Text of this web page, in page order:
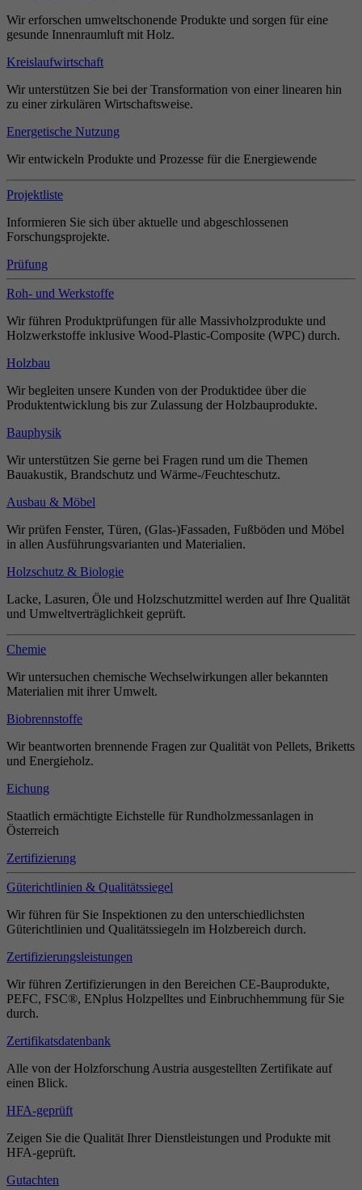
Wir erforschen umweltschonende Produkte und sorgen für eine
gesunde Innenraumluft mit Holz.
Kreislaufwirtschaft
Wir unterstützen Sie bei der Transformation von einer linearen hin
zu einer zirkulären Wirtschaftsweise.
Energetische Nutzung
Wir entwickeln Produkte und Prozesse für die Energiewende
Projektliste
Informieren Sie sich über aktuelle und abgeschlossenen
Forschungsprojekte.
Prüfung
Roh- und Werkstoffe
Wir führen Produktprüfungen für alle Massivholzprodukte und
Holzwerkstoffe inklusive Wood-Plastic-Composite (WPC) durch.
Holzbau
Wir begleiten unsere Kunden von der Produktidee über die
Produktentwicklung bis zur Zulassung der Holzbauprodukte.
Bauphysik
Wir unterstützen Sie gerne bei Fragen rund um die Themen
Bauakustik, Brandschutz und Wärme-/Feuchteschutz.
Ausbau & Möbel
Wir prüfen Fenster, Türen, (Glas-)Fassaden, Fußböden und Möbel
in allen Ausführungsvarianten und Materialien.
Holzschutz & Biologie
Lacke, Lasuren, Öle und Holzschutzmittel werden auf Ihre Qualität
und Umweltverträglichkeit geprüft.
Chemie
Wir untersuchen chemische Wechselwirkungen aller bekannten
Materialien mit ihrer Umwelt.
Biobrennstoffe
Wir beantworten brennende Fragen zur Qualität von Pellets, Briketts
und Energieholz.
Eichung
Staatlich ermächtigte Eichstelle für Rundholzmessanlagen in
Österreich
Zertifizierung
Güterichtlinien & Qualitätssiegel
Wir führen für Sie Inspektionen zu den unterschiedlichsten
Güterichtlinien und Qualitätssiegeln im Holzbereich durch.
Zertifizierungsleistungen
Wir führen Zertifizierungen in den Bereichen CE-Bauprodukte,
PEFC, FSC®, ENplus Holzpelltes und Einbruchhemmung für Sie
durch.
Zertifikatsdatenbank
Alle von der Holzforschung Austria ausgestellten Zertifikate auf
einen Blick.
HFA-geprüft
Zeigen Sie die Qualität Ihrer Dienstleistungen und Produkte mit
HFA-geprüft.
Gutachten